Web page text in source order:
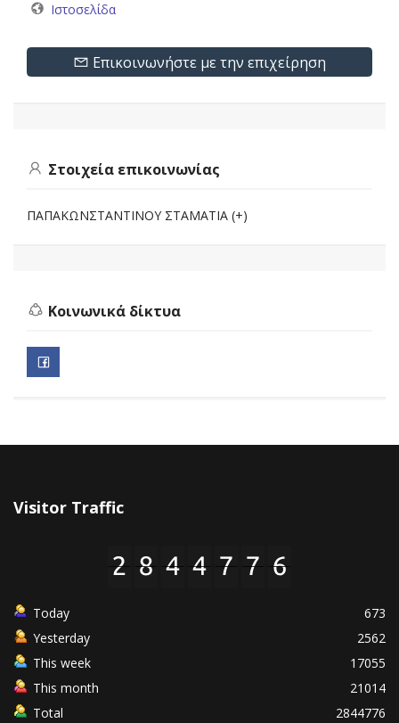
Ιστοσελίδα
Επικοινωνήστε με την επιχείρηση
Στοιχεία επικοινωνίας
ΠΑΠΑΚΩΝΣΤΑΝΤΙΝΟΥ ΣΤΑΜΑΤΙΑ (+)
Κοινωνικά δίκτυα
Visitor Traffic
Today
673
Yesterday
2562
This week
17055
This month
21014
Total
2844776